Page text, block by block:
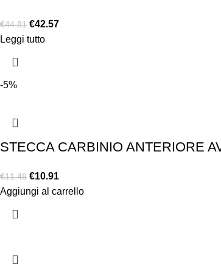
€44.81 €42.57
Leggi tutto
-5%
STECCA CARBINIO ANTERIORE
€11.48 €10.91
Aggiungi al carrello